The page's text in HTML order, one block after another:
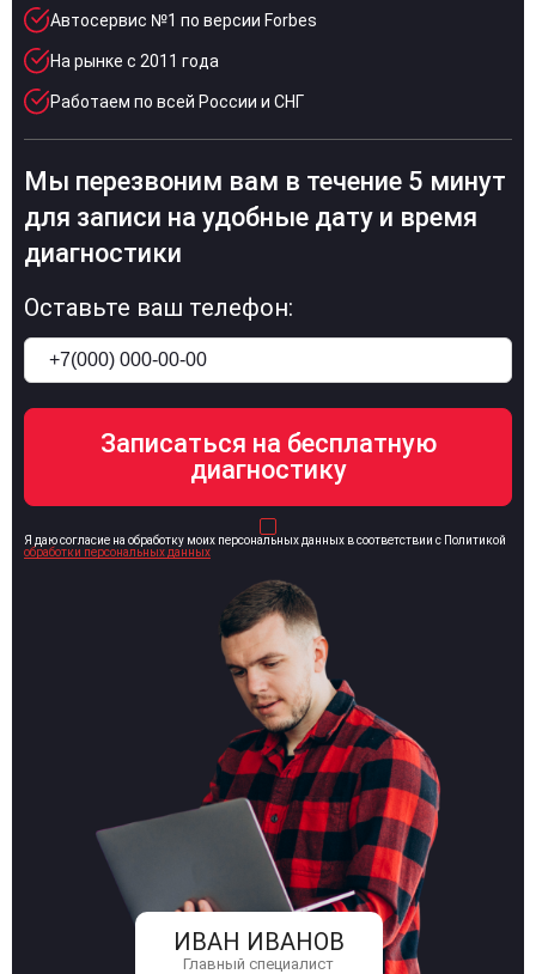
Автосервис №1 по версии Forbes
На рынке с 2011 года
Работаем по всей России и СНГ
ИВАН ИВАНОВ
Главный специалист
Мы перезвоним вам в течение 5 минут
для записи на удобные дату и время
диагностики
Оставьте ваш телефон:
Я даю согласие на обработку моих персональных данных в соответствии с Политикой
обработки персональных данных